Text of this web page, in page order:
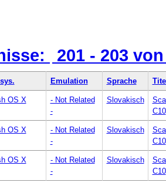
201 - 203 von
Emulation Sprache
OS X
- Not Related
-
Slovakisch
C10
OS X
- Not Related
-
Slovakisch
C10
OS X
- Not Related
-
Slovakisch
C10